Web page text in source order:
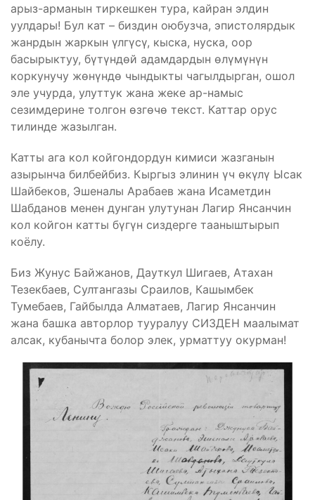
арыз-арманын тиркешкен тура, кайран элдин
уулдары! Бул кат – биздин оюбузча, эпистолярдык
жанрдын жаркын үлгүсү, кыска, нуска, оор
басырыктуу, бүтүндөй адамдардын өлүмүнүн
коркунучу жөнүндө чындыкты чагылдырган, ошол
эле учурда, улуттук жана жеке ар-намыс
сезимдерине толгон өзгөчө текст. Каттар орус
тилинде жазылган.
Катты ага кол койгондордун кимиси жазганын
азырынча билбейбиз. Кыргыз элинин үч өкүлү Ысак
Шайбеков, Эшеналы Арабаев жана Исаметдин
Шабданов менен дунган улутунан Лагир Янсанчин
кол койгон катты бүгүн сиздерге тааныштырып
коёлу.
Биз Жунус Байжанов, Дауткул Шигаев, Атахан
Тезекбаев, Султангазы Сраилов, Кашымбек
Тумебаев, Гайбылда Алматаев, Лагир Янсанчин
жана башка авторлор тууралуу СИЗДЕН маалымат
алсак, кубанычта болор элек, урматтуу окурман!